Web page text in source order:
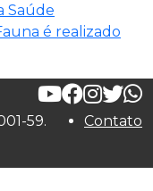
Saúde
é realizado
59.
Contato